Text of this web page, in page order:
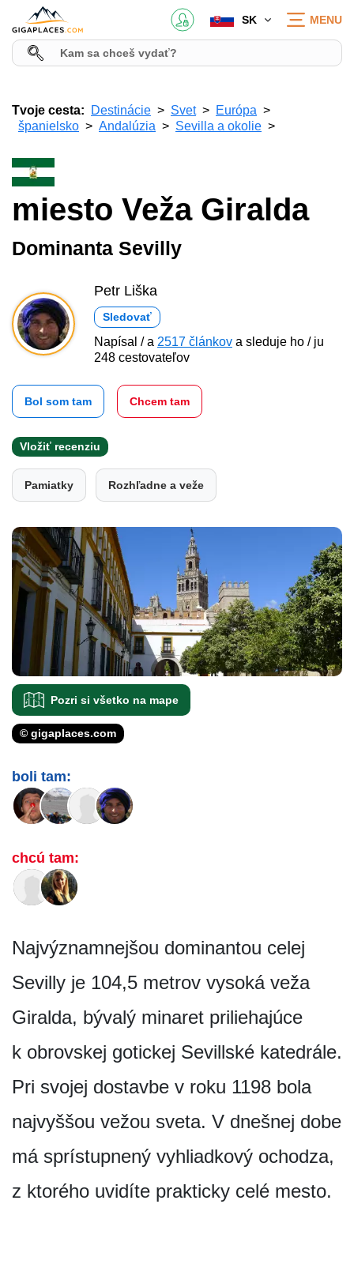
SK MENU
Tvoje cesta: Destinácie Svet
Európa
španielsko
Andalúzia Sevilla a okolie
miesto Veža Giralda
Dominanta Sevilly
Petr Liška
Sledovať
Napísal / a 2517 článkov a sleduje ho / ju
248 cestovateľov
Bol som tam Chcem tam
Vložiť recenziu
Pamiatky Rozhľadne a veže
Pozri si všetko na mape
© gigaplaces.com
boli tam:
chcú tam:
Najvýznamnejšou dominantou celej
Sevilly je 104,5 metrov vysoká veža
Giralda, bývalý minaret priliehajúce
k obrovskej gotickej Sevillské katedrále.
Pri svojej dostavbe v roku 1198 bola
najvyššou vežou sveta. V dnešnej dobe
má sprístupnený vyhliadkový ochodza,
z ktorého uvidíte prakticky celé mesto.